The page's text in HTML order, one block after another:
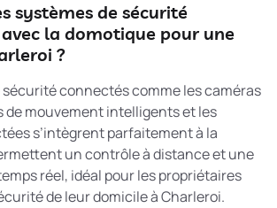
systèmes de sécurité
la domotique pour une
?
sécurité connectés comme les caméras
de mouvement intelligents et les
s’intègrent parfaitement à la
un contrôle à distance et une
réel, idéal pour les propriétaires
de leur domicile à Charleroi.